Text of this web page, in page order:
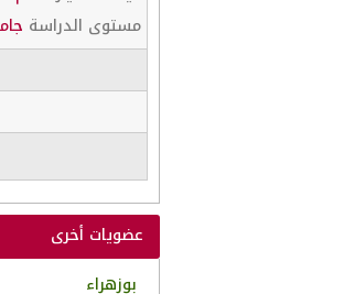
مستوى الدراسة
عضويات أخرى
بوزهراء